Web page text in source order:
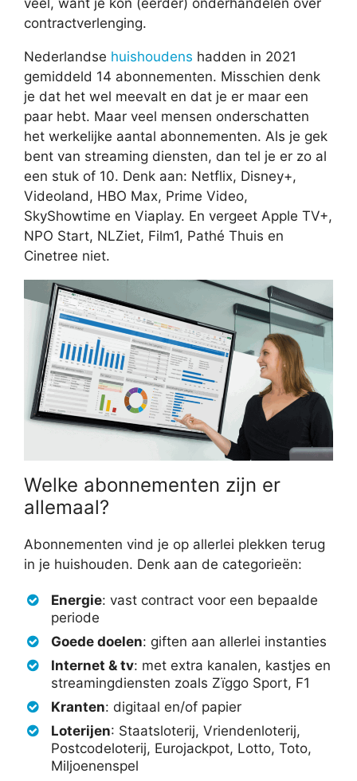
contractverlenging.
Nederlandse huishoudens hadden in 2021
gemiddeld 14 abonnementen. Misschien denk
je dat het wel meevalt en dat je er maar een
paar hebt. Maar veel mensen onderschatten
het werkelijke aantal abonnementen. Als je gek
bent van streaming diensten, dan tel je er zo al
een stuk of 10. Denk aan: Netflix, Disney+,
Videoland, HBO Max, Prime Video,
SkyShowtime en Viaplay. En vergeet Apple TV+,
NPO Start, NLZiet, Film1, Pathé Thuis en
Cinetree niet.
Welke abonnementen zijn er
allemaal?
Abonnementen vind je op allerlei plekken terug
in je huishouden. Denk aan de categorieën:
Energie: vast contract voor een bepaalde
periode
Goede doelen: giften aan allerlei instanties
Internet & tv: met extra kanalen, kastjes en
streamingdiensten zoals Zïggo Sport, F1
Kranten: digitaal en/of papier
Loterijen: Staatsloterij, Vriendenloterij,
Postcodeloterij, Eurojackpot, Lotto, Toto,
Miljoenenspel